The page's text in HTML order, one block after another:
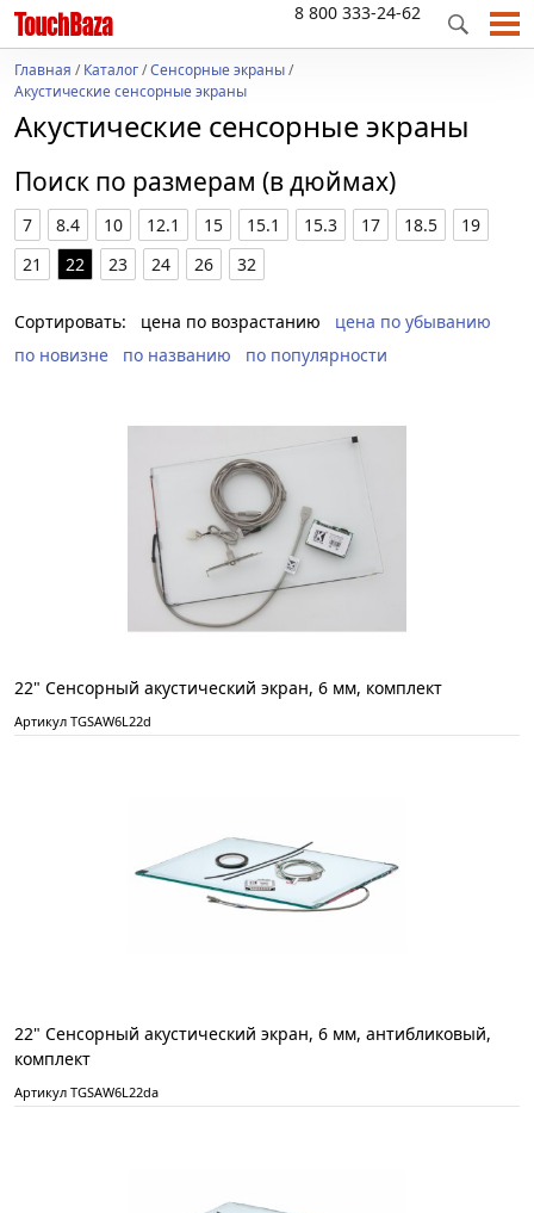
8 800 333-24-62
Главная /Каталог/Сенсорные экраны/
Акустические сенсорные экраны
Акустические сенсорные экраны
Поиск по размерам (в дюймах)
7 8.4 10 12.1 15 15.1 15.3 17 18.5
19
21
22 23 24 26 32
Сортировать: цена по возрастанию
цена по убыванию
по новизне
по названию по популярности
22" Сенсорный акустический экран, 6 мм, комплект
Артикул TGSAW6L22d
22" Сенсорный акустический экран, 6 мм, антибликовый,
комплект
Артикул TGSAW6L22da